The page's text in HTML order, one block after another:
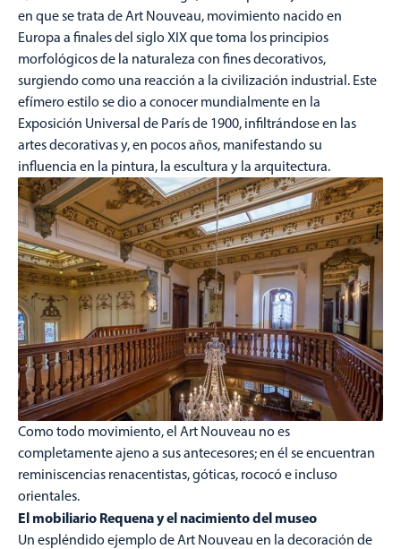
en que se trata de Art Nouveau, movimiento nacido en
Europa a finales del siglo XIX que toma los principios
morfológicos de la naturaleza con fines decorativos,
surgiendo como una reacción a la civilización industrial. Este
efímero estilo se dio a conocer mundialmente en la
Exposición Universal de París de 1900, infiltrándose en las
artes decorativas y, en pocos años, manifestando su
influencia en la pintura, la escultura y la arquitectura.
Como todo movimiento, el Art Nouveau no es
completamente ajeno a sus antecesores; en él se encuentran
reminiscencias renacentistas, góticas, rococó e incluso
orientales.
El mobiliario Requena y el nacimiento del museo
Un espléndido ejemplo de Art Nouveau en la decoración de